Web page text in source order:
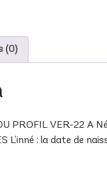
(0)
PROFIL VER-22 A
L’inné : la date de